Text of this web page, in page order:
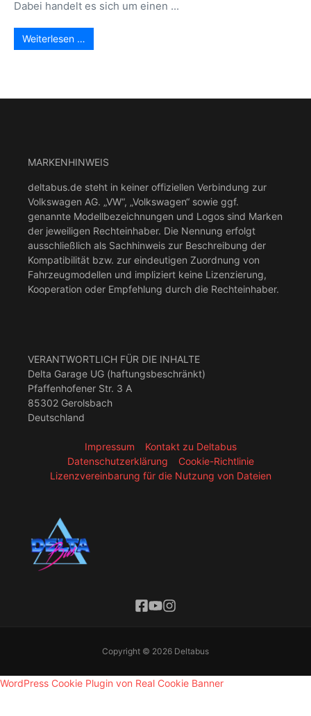
Dabei handelt es sich um einen ...
Weiterlesen …
MARKENHINWEIS
deltabus.de steht in keiner offiziellen Verbindung zur
Volkswagen AG. „VW“, „Volkswagen“ sowie ggf.
genannte Modellbezeichnungen und Logos sind Marken
der jeweiligen Rechteinhaber. Die Nennung erfolgt
ausschließlich als Sachhinweis zur Beschreibung der
Kompatibilität bzw. zur eindeutigen Zuordnung von
Fahrzeugmodellen und impliziert keine Lizenzierung,
Kooperation oder Empfehlung durch die Rechteinhaber.
VERANTWORTLICH FÜR DIE INHALTE
Delta Garage UG (haftungsbeschränkt)
Pfaffenhofener Str. 3 A
85302 Gerolsbach
Deutschland
Impressum
Kontakt zu Deltabus
Datenschutzerklärung
Cookie-Richtlinie
Lizenzvereinbarung für die Nutzung von Dateien
Copyright © 2026 Deltabus
WordPress Cookie Plugin von Real Cookie Banner